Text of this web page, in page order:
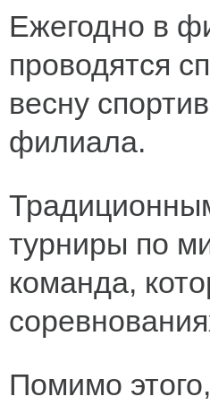
Ежегодно в
проводятся
весну
филиала.
турниры по
команда,
Помимо